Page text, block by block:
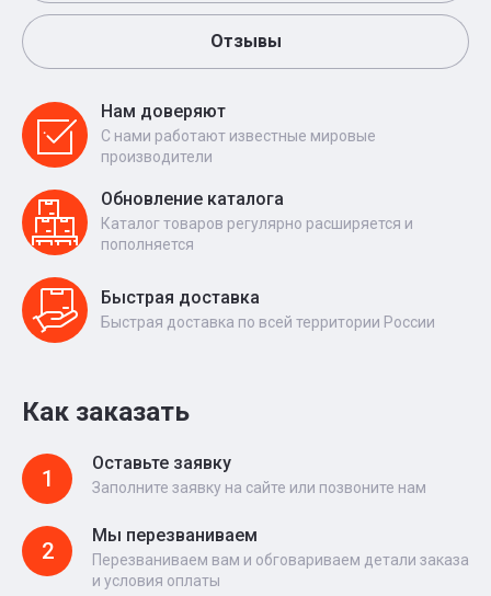
Отзывы
Нам доверяют
С нами работают известные мировые
производители
Обновление каталога
Каталог товаров регулярно расширяется и
пополняется
Быстрая доставка
Быстрая доставка по всей территории России
Как заказать
1
Оставьте заявку
Заполните заявку на сайте или позвоните нам
2
Мы перезваниваем
Перезваниваем вам и обговариваем детали заказа
и условия оплаты